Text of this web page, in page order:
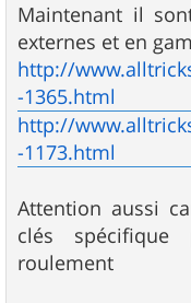
Maintenant il
externes et en
http://
-1365.html
http://
-1173.html
Attention aussi
clés
roulement